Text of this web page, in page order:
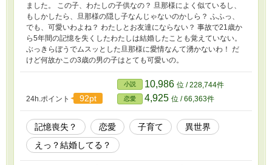
ました。 この子、わたしの子供なの？ 旦那様によく似ているし、
もしかしたら、旦那様の隠し子なんじゃないのかしら？ ふふっ、
でも、可愛いわよね？ わたしとお友達にならない？ 事故で21歳か
ら5年間の記憶を失くしたわたしは結婚したことも覚えていない。
ぶっきらぼうでムスッとした旦那様に愛情なんて湧かないわ！ だ
けど何故かこの3歳の男の子はとても可愛いの。
24h.ポイント 92pt
小説 10,986 位 / 228,744件
恋愛 4,925 位 / 66,363件
記憶喪失？ 恋愛 子育て
異世界
えっ？結婚してる？